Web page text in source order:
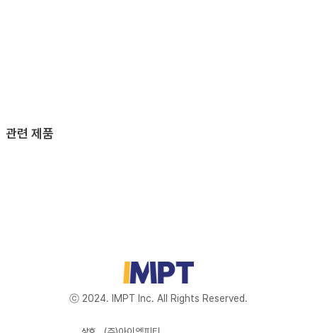
관련 제품
ⓒ 2024. IMPT Inc. All Rights Reserved.